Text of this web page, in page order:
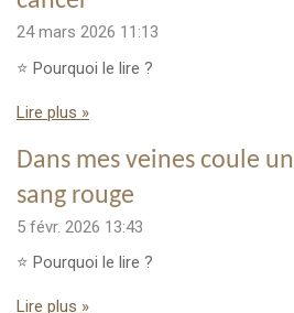
24 mars 2026 11:13
⭐ Pourquoi le lire ?
Lire plus »
Dans mes veines coule un
sang rouge
5 févr. 2026 13:43
⭐ Pourquoi le lire ?
Lire plus »